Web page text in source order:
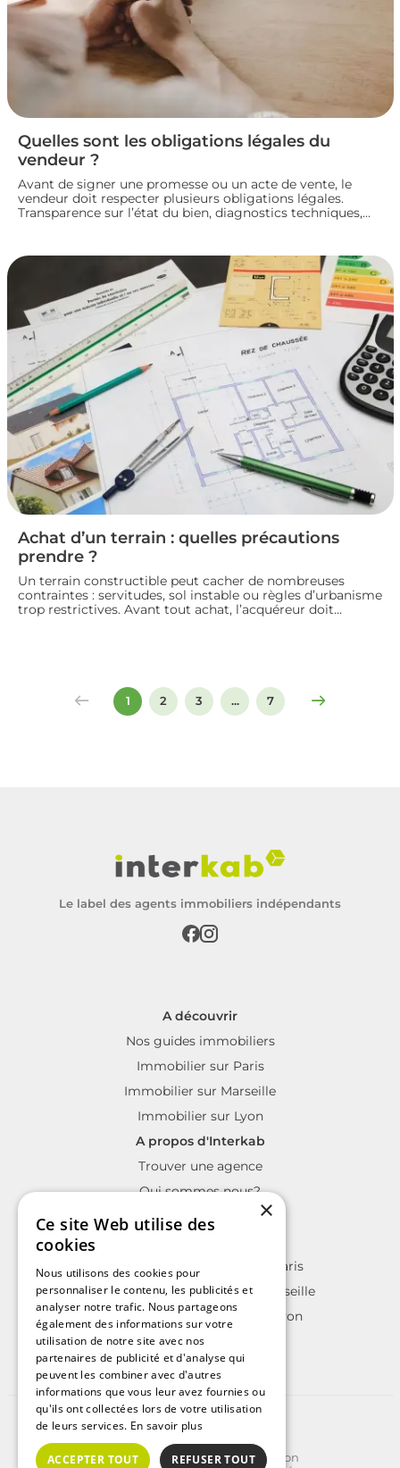
Quelles sont les obligations légales du
vendeur ?
Avant de signer une promesse ou un acte de vente, le
vendeur doit respecter plusieurs obligations légales.
Transparence sur l’état du bien, diagnostics techniques,
l’acheteur. Décryptage des principaux devoirs à connaître
pour vendre un logement en toute conformité et éviter
Achat d’un terrain : quelles précautions
prendre ?
Un terrain constructible peut cacher de nombreuses
contraintes : servitudes, sol instable ou règles d’urbanisme
trop restrictives. Avant tout achat, l’acquéreur doit
1 2 3 ... 7
Le label des agents immobiliers indépendants
A découvrir
Nos guides immobiliers
Immobilier sur Paris
Immobilier sur Marseille
Immobilier sur Lyon
A propos d'Interkab
Trouver une agence
Qui sommes nous?
La charte Interkab
Annonces immobilières sur Paris
Annonces immobilières sur Marseille
Annonces immobilières sur Lyon
©2025 | Tous droits réservés
Plan du site
Conditions Générales d'Utilisation
×
Ce site Web utilise des
cookies
Nous utilisons des cookies pour
personnaliser le contenu, les publicités et
analyser notre trafic. Nous partageons
également des informations sur votre
utilisation de notre site avec nos
partenaires de publicité et d'analyse qui
peuvent les combiner avec d'autres
informations que vous leur avez fournies ou
qu'ils ont collectées lors de votre utilisation
de leurs services. En savoir plus
ACCEPTER TOUT REFUSER TOUT